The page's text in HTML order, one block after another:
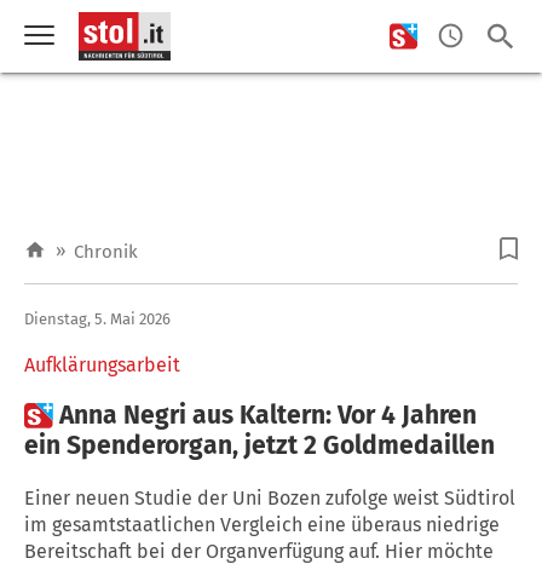
» Chronik
Aufklärungsarbeit
Dienstag, 5. Mai 2026
Anna Negri aus Kaltern: Vor 4 Jahren
ein Spenderorgan, jetzt 2 Goldmedaillen
Einer neuen Studie der Uni Bozen zufolge weist Südtirol
im gesamtstaatlichen Vergleich eine überaus niedrige
Bereitschaft bei der Organverfügung auf. Hier möchte